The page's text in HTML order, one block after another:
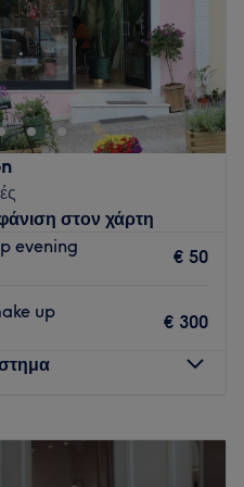
και ευεξία, σας
αναζωογόνησης
τεχνικές μασάζ
συνεδρία είναι
ανάγκες. Χαλαρώστε από το
βαθιά μυική
γαλήνης και
στον χάρτη
evening
€ 50
up
€ 300